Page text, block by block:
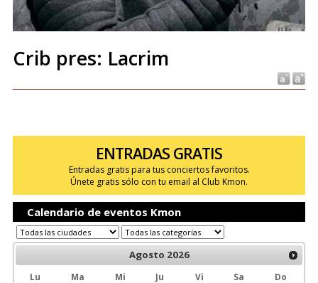
Crib pres: Lacrim
ENTRADAS GRATIS
Entradas gratis para tus conciertos favoritos.
Únete gratis sólo con tu email al Club Kmon.
Calendario de eventos Kmon
Agosto 2026
Lu Ma Mi Ju Vi Sa
Do